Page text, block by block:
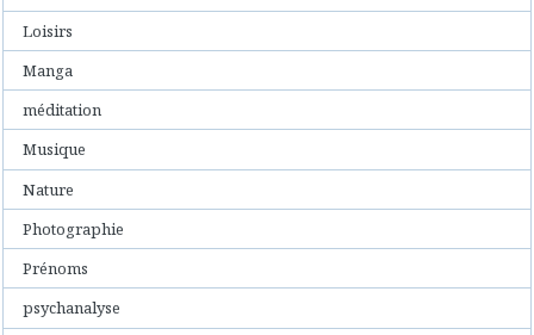
Loisirs
Manga
méditation
Musique
Nature
Photographie
Prénoms
psychanalyse